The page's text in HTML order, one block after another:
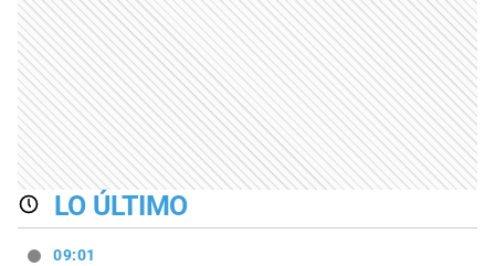
LO ÚLTIMO
09:01